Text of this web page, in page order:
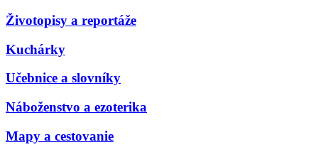
Životopisy a reportáže
Kuchárky
Učebnice a slovníky
Náboženstvo a ezoterika
Mapy a cestovanie